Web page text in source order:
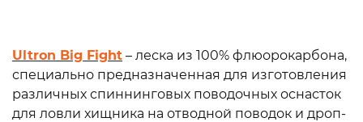
Ultron Big Fight – леска из 100% флюорокарбона,
специально предназначенная для изготовления
различных спиннинговых поводочных оснасток
для ловли хищника на отводной поводок и дроп-